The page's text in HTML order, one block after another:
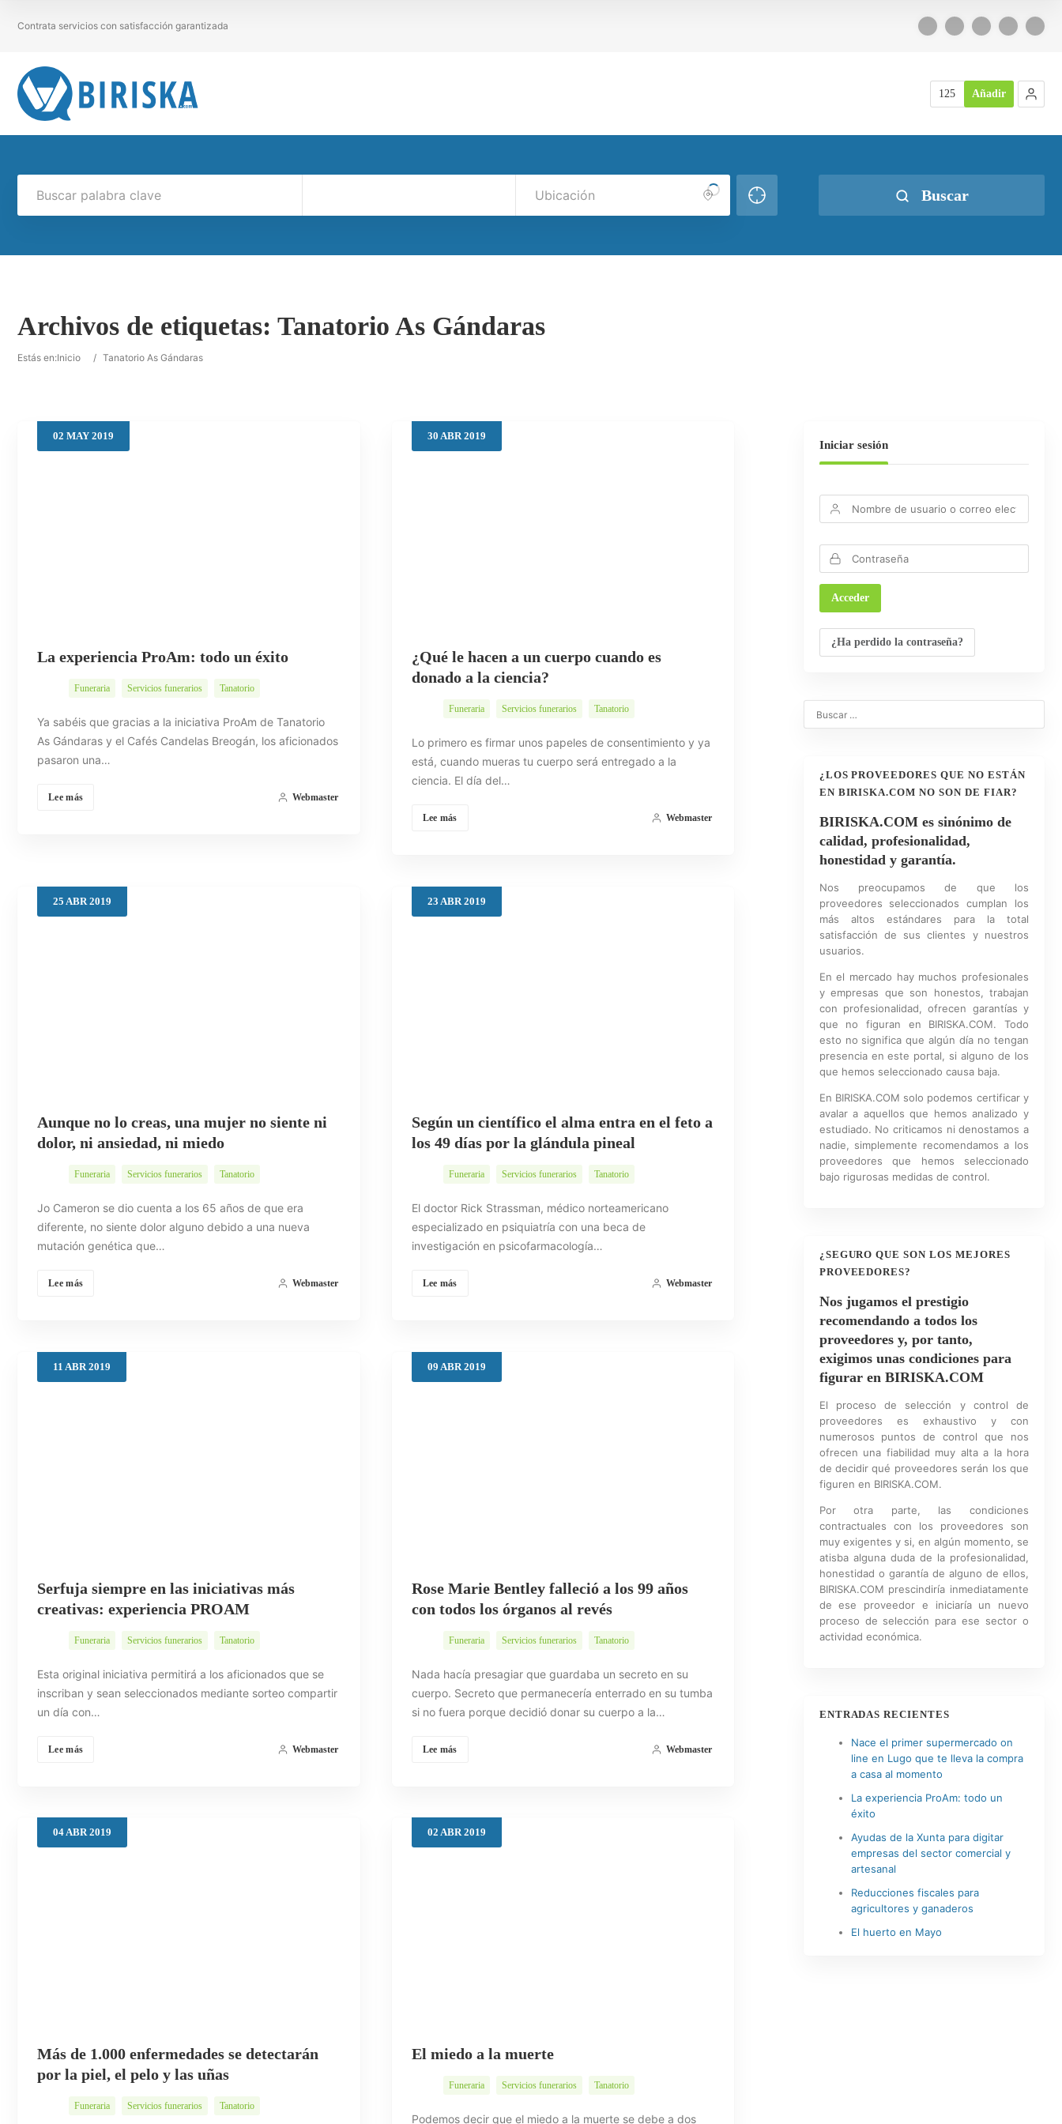
Contrata servicios con satisfacción garantizada
125 Añadir
Buscar
Archivos de etiquetas: Tanatorio As Gándaras
Estás en:Inicio / Tanatorio As Gándaras
02 MAY 2019
La experiencia ProAm: todo un éxito
Funeraria Servicios funerarios Tanatorio
Ya sabéis que gracias a la iniciativa ProAm de Tanatorio
As Gándaras y el Cafés Candelas Breogán, los aficionados
pasaron una…
Lee más Webmaster
30 ABR2019
¿Qué le hacen a un cuerpo cuando es
donado a la ciencia?
Funeraria Servicios funerarios Tanatorio
Lo primero es firmar unos papeles de consentimiento y ya
está, cuando mueras tu cuerpo será entregado a la
ciencia. El día del…
Lee más Webmaster
25 ABR2019
Aunque no lo creas, una mujer no siente ni
dolor, ni ansiedad, ni miedo
Funeraria Servicios funerarios Tanatorio
Jo Cameron se dio cuenta a los 65 años de que era
diferente, no siente dolor alguno debido a una nueva
mutación genética que…
Lee más Webmaster
23 ABR2019
Según un científico el alma entra en el feto a
los 49 días por la glándula pineal
Funeraria Servicios funerarios Tanatorio
El doctor Rick Strassman, médico norteamericano
especializado en psiquiatría con una beca de
investigación en psicofarmacología…
Lee más Webmaster
11 ABR2019
Serfuja siempre en las iniciativas más
creativas: experiencia PROAM
Funeraria Servicios funerarios Tanatorio
Esta original iniciativa permitirá a los aficionados que se
inscriban y sean seleccionados mediante sorteo compartir
un día con…
Lee más Webmaster
09 ABR2019
Rose Marie Bentley falleció a los 99 años
con todos los órganos al revés
Funeraria Servicios funerarios Tanatorio
Nada hacía presagiar que guardaba un secreto en su
cuerpo. Secreto que permanecería enterrado en su tumba
si no fuera porque decidió donar su cuerpo a la…
Lee más Webmaster
04ABR2019
Más de 1.000 enfermedades se detectarán
por la piel, el pelo y las uñas
Funeraria Servicios funerarios Tanatorio
02 ABR2019
El miedo a la muerte
Funeraria Servicios funerarios Tanatorio
Podemos decir que el miedo a la muerte se debe a dos
Iniciar sesión
¿Ha perdido la contraseña?
¿LOS PROVEEDORES QUE NO ESTÁN
EN BIRISKA.COM NO SON DE FIAR?
BIRISKA.COM es sinónimo de
calidad, profesionalidad,
honestidad y garantía.
Nos preocupamos de que los
proveedores seleccionados cumplan los
más altos estándares para la total
satisfacción de sus clientes y nuestros
usuarios.
En el mercado hay muchos profesionales
y empresas que son honestos, trabajan
con profesionalidad, ofrecen garantías y
que no figuran en BIRISKA.COM. Todo
esto no significa que algún día no tengan
presencia en este portal, si alguno de los
que hemos seleccionado causa baja.
En BIRISKA.COM solo podemos certificar y
avalar a aquellos que hemos analizado y
estudiado. No criticamos ni denostamos a
nadie, simplemente recomendamos a los
proveedores que hemos seleccionado
bajo rigurosas medidas de control.
¿SEGURO QUE SON LOS MEJORES
PROVEEDORES?
Nos jugamos el prestigio
recomendando a todos los
proveedores y, por tanto,
exigimos unas condiciones para
figurar en BIRISKA.COM
El proceso de selección y control de
proveedores es exhaustivo y con
numerosos puntos de control que nos
ofrecen una fiabilidad muy alta a la hora
de decidir qué proveedores serán los que
figuren en BIRISKA.COM.
Por otra parte, las condiciones
contractuales con los proveedores son
muy exigentes y si, en algún momento, se
atisba alguna duda de la profesionalidad,
honestidad o garantía de alguno de ellos,
BIRISKA.COM prescindiría inmediatamente
de ese proveedor e iniciaría un nuevo
proceso de selección para ese sector o
actividad económica.
ENTRADAS RECIENTES
Nace el primer supermercado on
line en Lugo que te lleva la compra
a casa al momento
La experiencia ProAm: todo un
éxito
Ayudas de la Xunta para digitar
empresas del sector comercial y
artesanal
Reducciones fiscales para
agricultores y ganaderos
El huerto en Mayo